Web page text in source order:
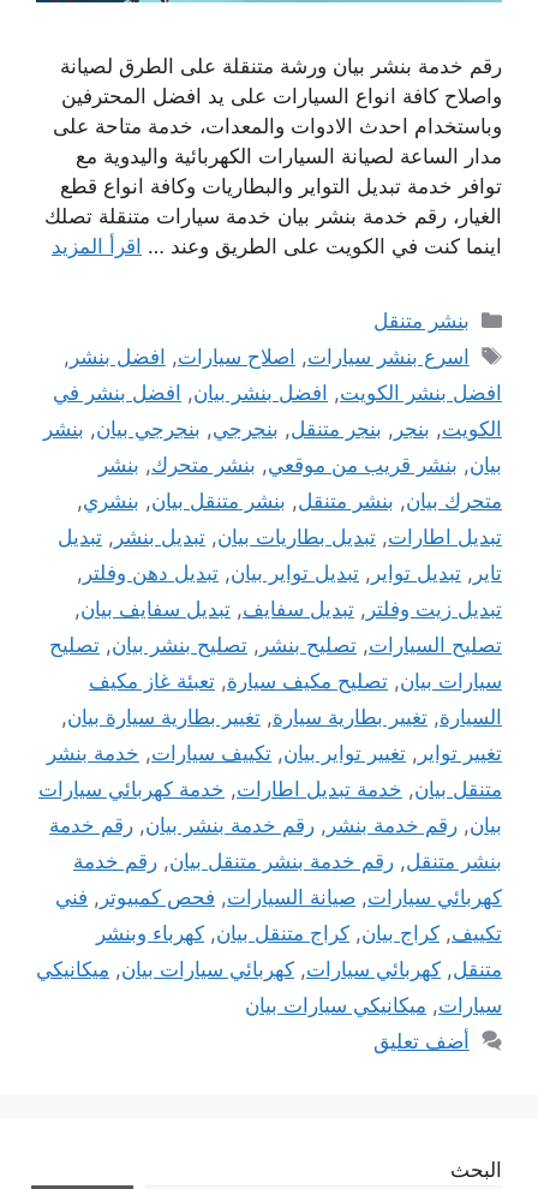
رقم خدمة بنشر بيان ورشة متنقلة على الطرق لصيانة
واصلاح كافة انواع السيارات على يد افضل المحترفين
وباستخدام احدث الادوات والمعدات، خدمة متاحة على
مدار الساعة لصيانة السيارات الكهربائية واليدوية مع
توافر خدمة تبديل التواير والبطاريات وكافة انواع قطع
الغيار، رقم خدمة بنشر بيان خدمة سيارات متنقلة تصلك
اينما كنت في الكويت على الطريق وعند … اقرأ المزيد
التصنيفات
بنشر متنقل
الوسوم
اسرع بنشر سيارات, اصلاح سيارات, افضل بنشر ,
افضل بنشر الكويت, افضل بنشر بيان, افضل بنشر في
الكويت, بنجر , بنجر متنقل, بنجرجي, بنجرجي بيان, بنشر
بيان, بنشر قريب من موقعي, بنشر متحرك, بنشر
متحرك بيان, بنشر متنقل, بنشر متنقل بيان, بنشري,
تبديل اطارات, تبديل بطاريات بيان, تبديل بنشر , تبديل
تاير , تبديل تواير , تبديل تواير بيان, تبديل دهن وفلتر ,
تبديل زيت وفلتر , تبديل سفايف, تبديل سفايف بيان,
تصليح السيارات, تصليح بنشر , تصليح بنشر بيان, تصليح
سيارات بيان, تصليح مكيف سيارة, تعبئة غاز مكيف
السيارة, تغيير بطارية سيارة, تغيير بطارية سيارة بيان,
تغيير تواير , تغيير تواير بيان, تكييف سيارات, خدمة بنشر
متنقل بيان, خدمة تبديل اطارات, خدمة كهربائي سيارات
بيان, رقم خدمة بنشر , رقم خدمة بنشر بيان, رقم خدمة
بنشر متنقل, رقم خدمة بنشر متنقل بيان, رقم خدمة
كهربائي سيارات, صيانة السيارات, فحص كمبيوتر , فني
تكييف, كراج بيان, كراج متنقل بيان, كهرباء وبنشر
متنقل, كهربائي سيارات, كهربائي سيارات بيان, ميكانيكي
سيارات, ميكانيكي سيارات بيان
أضف تعليق
البحث